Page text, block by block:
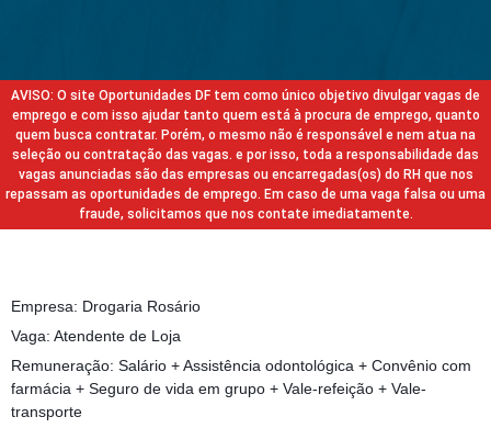
AVISO: O site Oportunidades DF tem como único objetivo divulgar vagas de
emprego e com isso ajudar tanto quem está à procura de emprego, quanto
quem busca contratar. Porém, o mesmo não é responsável e nem atua na
seleção ou contratação das vagas. e por isso, toda a responsabilidade das
vagas anunciadas são das empresas ou encarregadas(os) do RH que nos
repassam as oportunidades de emprego. Em caso de uma vaga falsa ou uma
fraude, solicitamos que nos contate imediatamente.
Empresa: Drogaria Rosário
Vaga: Atendente de Loja
Remuneração: Salário + Assistência odontológica + Convênio com
farmácia + Seguro de vida em grupo + Vale-refeição + Vale-
transporte